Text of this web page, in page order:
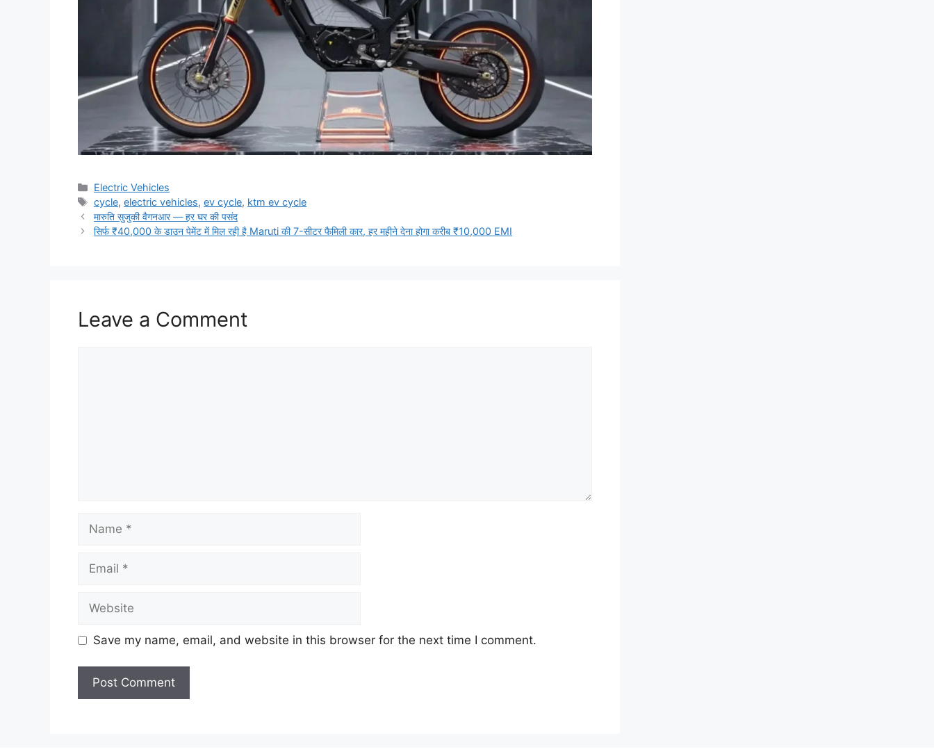
Categories
Electric Vehicles
Tags
cycle,electric vehicles,ev cycle, ktm ev cycle
मारुति सुजुकी वैगनआर — हर घर की पसंद
सिर्फ ₹40,000 के डाउन पेमेंट में मिल रही है Maruti की 7-सीटर फैमिली कार, हर महीने देना होगा करीब ₹10,000 EMI
Leave a Comment
Save my name, email, and website in this browser for the next time I comment.